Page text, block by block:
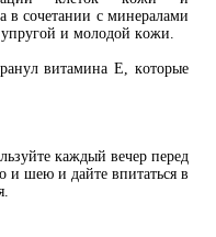
в сочетании с минералами
и молодой кожи.
витамина Е, которые
каждый вечер перед
и шею и дайте впитаться в